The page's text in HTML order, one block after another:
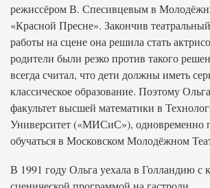
режиссёром В. Спесивцевым в
«Красной Пресне». Закончив
работы на сцене она решила стать
родители были резко против такого
всегда считал, что дети должны иметь
классическое образование. Поэтому
факультет высшей математики в
Университет («МИСиС»), одновременно
обучаться в Московском Молодёжном
В 1991 году Ольга уехала в Голландию с